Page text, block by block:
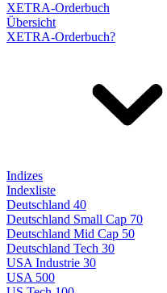
XETRA-Orderbuch
Übersicht
XETRA-Orderbuch?
Indizes
Indexliste
Deutschland 40
Deutschland Small Cap 70
Deutschland Mid Cap 50
Deutschland Tech 30
USA Industrie 30
USA 500